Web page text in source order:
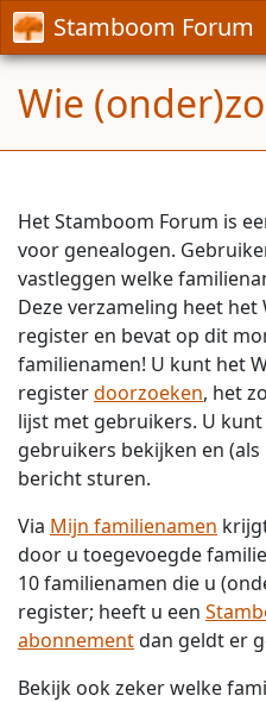
Stamboom Forum
Wie
Het Stamboom Forum is
voor genealogen.
vastleggen welke
Deze verzameling heet het
register en bevat op dit
familienamen! U kunt het
registerdoorzoeken, het
lijst met gebruikers. U
gebruikers bekijken en
bericht sturen.
Via Mijn familienamen
door u toegevoegde
10 familienamen die u
register; heeft u een
abonnementdan geldt er
Bekijk ook zeker welke